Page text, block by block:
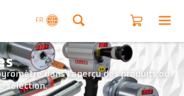
FR
dans l'aperçu des produits ou
sélection.